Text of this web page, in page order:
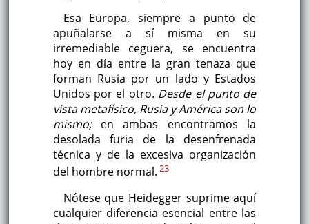
Esa Europa, siempre a punto de
apuñalarse a sí misma en su
irremediable ceguera, se encuentra
hoy en día entre la gran tenaza que
forman Rusia por un lado y Estados
Unidos por el otro. Desde el punto de
vista metafísico, Rusia y América son lo
mismo;en ambas encontramos la
desolada furia de la desenfrenada
técnica y de la excesiva organización
del hombre normal. 23
Nótese que Heidegger suprime aquí
cualquier diferencia esencial entre las